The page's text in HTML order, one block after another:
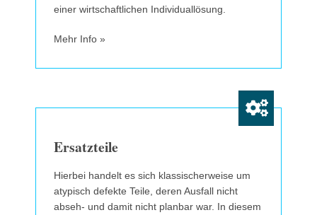
einer wirtschaftlichen Individuallösung.
Mehr Info »
Ersatzteile
Hierbei handelt es sich klassischerweise um
atypisch defekte Teile, deren Ausfall nicht
abseh- und damit nicht planbar war. In diesem